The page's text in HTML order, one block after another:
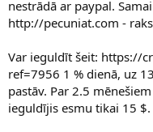
nestrādā ar paypal.
http://pecuniat.com -
Var ieguldīt šeit: https://
ref=7956 1 % dienā, uz
pastāv. Par 2.5
ieguldījis esmu tikai 15 $.